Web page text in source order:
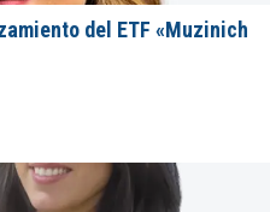
del ETF «Muzinich